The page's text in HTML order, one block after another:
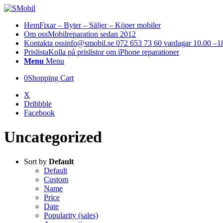
HemFixar – Byter – Säljer – Köper mobiler
Om ossMobilreparation sedan 2012
Kontakta ossinfo@smobil.se 072 653 73 60 vardagar 10.00
PrislistaKolla på prislistor om iPhone reparationer
Menu Menu
0Shopping Cart
X
Dribbble
Facebook
Uncategorized
Sort by Default
Default
Custom
Name
Price
Date
Popularity (sales)